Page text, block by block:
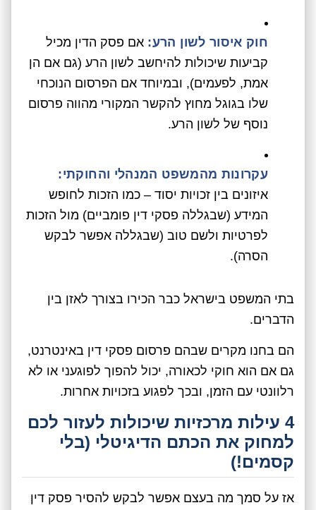
חוק איסור לשון הרע: אם פסק הדין מכיל
קביעות שיכולות להיחשב לשון הרע (גם אם הן
אמת, לפעמים), ובמיוחד אם הפרסום הנוכחי
שלו בגוגל מחוץ להקשר המקורי מהווה פרסום
נוסף של לשון הרע.
עקרונות מהמשפט המנהלי והחוקתי:
איזונים בין זכויות יסוד – כמו הזכות לחופש
המידע (שבגללה פסקי דין פומביים) מול הזכות
לפרטיות ולשם טוב (שבגללה אפשר לבקש
הסרה).
בתי המשפט בישראל כבר הכירו בצורך לאזן בין
הדברים.
הם בחנו מקרים שבהם פרסום פסקי דין באינטרנט,
גם אם הוא חוקי לכאורה, יכול להפוך לפוגעני או לא
רלוונטי עם הזמן, ובכך לפגוע בזכויות אחרות.
4 עילות מרכזיות שיכולות לעזור לכם
למחוק את הכתם הדיגיטלי (בלי
קסמים!)
אז על סמך מה בעצם אפשר לבקש להסיר פסק דין